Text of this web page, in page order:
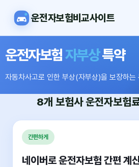
운전자보험비교사이트
운전자보험자부상특약
자동차사고로 인한 부상(자부상)을 보장하는
8개 보험사운전자보험
간편하게
네이버로 운전자보험 간편 계